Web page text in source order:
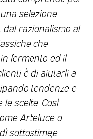
selezione
razionalismo al
che
fermento ed il
è di aiutarli a
tendenze e
scelte. Così
Arteluce o
sottostime,e